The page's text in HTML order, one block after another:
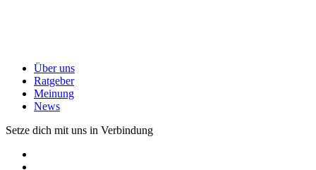
Über uns
Ratgeber
Meinung
News
Setze dich mit uns in Verbindung